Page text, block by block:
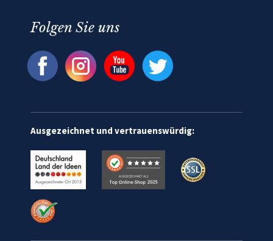
Folgen Sie uns
Ausgezeichnet und vertrauenswürdig: